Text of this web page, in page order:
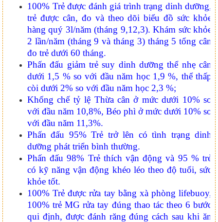
100% Trẻ được đánh giá trình trạng dinh dưỡng,
trẻ được cân, đo và theo dõi biểu đồ sức khỏe
hàng quý 3l/năm (tháng 9,12,3). Khám sức khỏe
2 lần/năm (tháng 9 và tháng 3) tháng 5 tổng cân
đo trẻ dưới 60 tháng.
Phấn đấu giảm trẻ suy dinh dưỡng thể nhẹ cân
dưới 1,5 % so với đầu năm học 1,9 %, thể thấp
còi dưới 2% so với đầu năm học 2,3 %;
Khống chế tỷ lệ Thừa cân ở mức dưới 10% so
với đầu năm 10,8%, Béo phì ở mức dưới 10% so
với đầu năm 11,3%.
Phấn đấu 95% Trẻ trở lên có tình trạng dinh
dưỡng phát triển bình thường.
Phấn đấu 98% Trẻ thích vận động và 95 % trẻ
có kỹ năng vận động khéo léo theo độ tuổi, sức
khỏe tốt.
100% Trẻ được rửa tay bằng xà phòng lifebuoy,
100% trẻ MG rửa tay đúng thao tác theo 6 bước
qui định, được đánh răng đúng cách sau khi ăn